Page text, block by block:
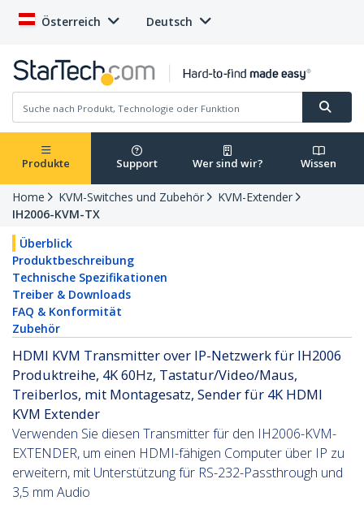
Österreich Deutsch
Produkte Support Wer sind wir? Wissen
Home KVM-Switches und Zubehör
KVM-Extender
IH2006-KVM-TX
Überblick
Produktbeschreibung
Technische Spezifikationen
Treiber & Downloads
FAQ & Konformität
Zubehör
HDMI KVM Transmitter over IP-Netzwerk für IH2006
Produktreihe, 4K 60Hz, Tastatur/Video/Maus,
Treiberlos, mit Montagesatz, Sender für 4K HDMI
KVM Extender
Verwenden Sie diesen Transmitter für den IH2006-KVM-
EXTENDER, um einen HDMI-fähigen Computer über IP zu
erweitern, mit Unterstützung für RS-232-Passthrough und
3,5 mm Audio